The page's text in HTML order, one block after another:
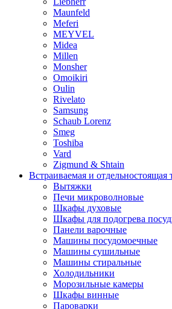
Maunfeld
Meferi
MEYVEL
Midea
Millen
Monsher
Omoikiri
Oulin
Rivelato
Samsung
Schaub Lorenz
Smeg
Toshiba
Vard
Zigmund & Shtain
Встраиваемая и отдельностоящая
Вытяжки
Печи микроволновые
Шкафы духовые
Шкафы для подогрева
Панели варочные
Машины посудомоечные
Машины сушильные
Машины стиральные
Холодильники
Морозильные камеры
Шкафы винные
Пароварки